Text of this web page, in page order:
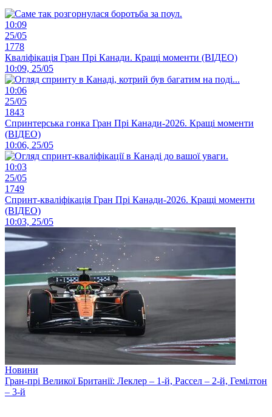
10:09
25/05
1778
Кваліфікація Гран Прі Канади. Кращі моменти (ВІДЕО)
10:09, 25/05
10:06
25/05
1843
Спринтерська гонка Гран Прі Канади-2026. Кращі моменти
(ВІДЕО)
10:06, 25/05
10:03
25/05
1749
Спринт-кваліфікація Гран Прі Канади-2026. Кращі моменти
(ВІДЕО)
10:03, 25/05
Новини
Гран-прі Великої Британії: Леклер – 1-й, Рассел – 2-й, Гемілтон
– 3-й